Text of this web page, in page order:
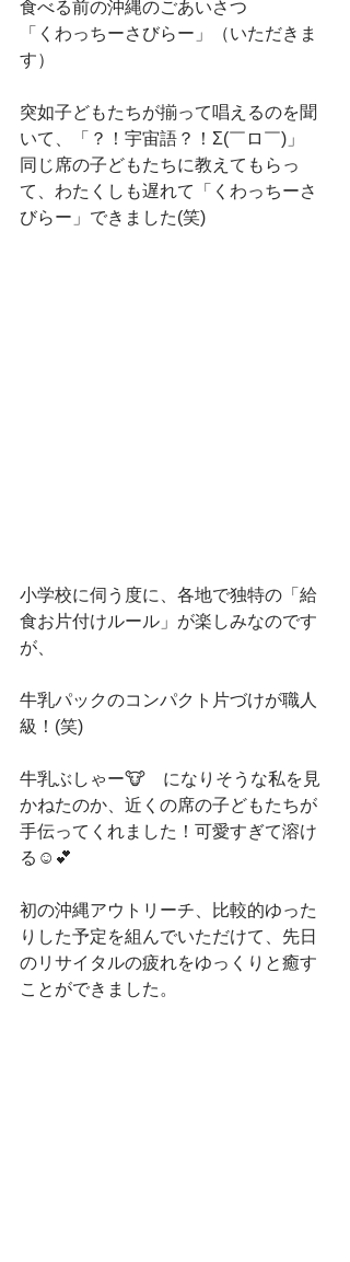
食べる前の沖縄のごあいさつ
「くわっちーさびらー」（いただきま
す）
突如子どもたちが揃って唱えるのを聞
いて、「？！宇宙語？！Σ(￣ロ￣)」
同じ席の子どもたちに教えてもらっ
て、わたくしも遅れて「くわっちーさ
びらー」できました(笑)
小学校に伺う度に、各地で独特の「給
食お片付けルール」が楽しみなのです
が、
牛乳パックのコンパクト片づけが職人
級！(笑)
牛乳ぶしゃー🐮　になりそうな私を見
かねたのか、近くの席の子どもたちが
手伝ってくれました！可愛すぎて溶け
る☺️💕
初の沖縄アウトリーチ、比較的ゆった
りした予定を組んでいただけて、先日
のリサイタルの疲れをゆっくりと癒す
ことができました。